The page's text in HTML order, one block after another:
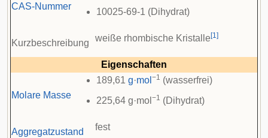
CAS-Nummer
10025-69-1 (Dihydrat)
Kurzbeschreibung weiße rhombische Kristalle[1]
Eigenschaften
Molare Masse
189,61 g·mol −1 (wasserfrei)
225,64 g·mol −1 (Dihydrat)
Aggregatzustand fest